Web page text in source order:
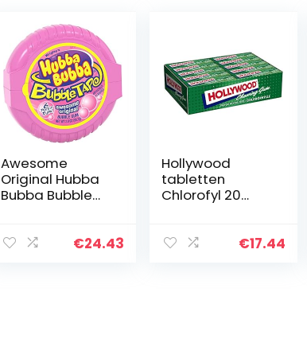
Awesome
Original Hubba
Bubba Bubble
€24.43
Hollywood
tabletten
Chlorofyl 20
€17.44